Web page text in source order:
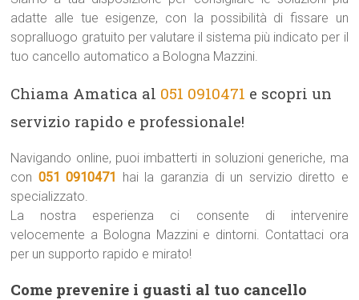
adatte alle tue esigenze, con la possibilità di fissare un
sopralluogo gratuito per valutare il sistema più indicato per il
tuo cancello automatico a Bologna Mazzini.
Chiama Amatica al 051 0910471 e scopri un
servizio rapido e professionale!
Navigando online, puoi imbatterti in soluzioni generiche, ma
con 051 0910471 hai la garanzia di un servizio diretto e
specializzato.
La nostra esperienza ci consente di intervenire
velocemente a Bologna Mazzini e dintorni. Contattaci ora
per un supporto rapido e mirato!
Come prevenire i guasti al tuo cancello